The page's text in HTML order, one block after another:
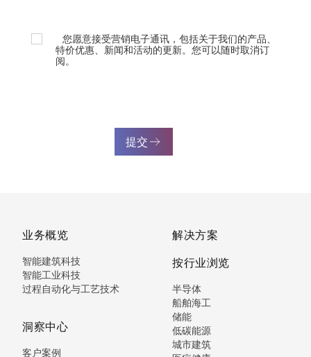
您愿意接受营销电子通讯，包括关于我们的产品、
特价优惠、新闻和活动的更新。您可以随时取消订
阅。
提交
业务概览
智能建筑科技
智能工业科技
过程自动化与工艺技术
洞察中心
客户案例
解决方案
按行业浏览
半导体
船舶海工
储能
低碳能源
城市建筑